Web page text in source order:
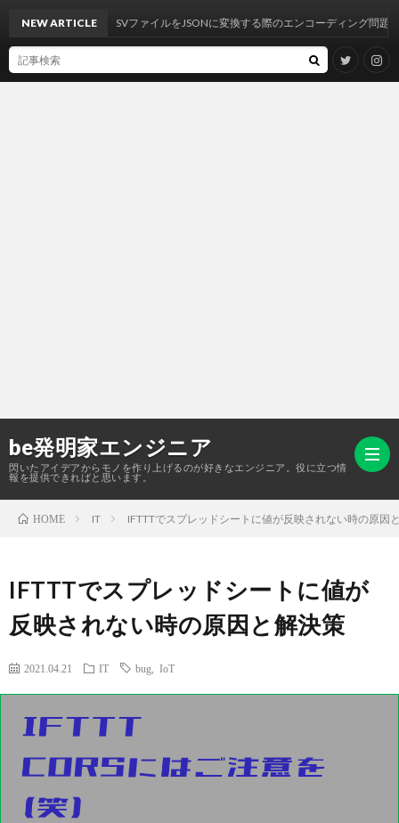
be発明家エンジニア
閃いたアイデアからモノを作り上げるのが好きなエンジニア。役に立つ情
報を提供できればと思います。
物
雑
NEW ARTICLECSVファイルをJSONに変換する際のエンコーディング問題の解決
HOME IT IFTTTでスプレッドシートに値が反映されない時の原因
IFTTTでスプレッドシートに値が
反映されない時の原因と解決策
2021.04.21 IT bug IoT